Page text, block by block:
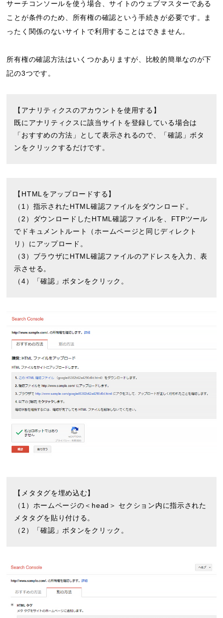
サーチコンソールを使う場合、サイトのウェブマスターである
ことが条件のため、所有権の確認という手続きが必要です。ま
ったく関係のないサイトで利用することはできません。
所有権の確認方法はいくつかありますが、比較的簡単なのが下
記の3つです。
【アナリティクスのアカウントを使用する】
既にアナリティクスに該当サイトを登録している場合は
「おすすめの方法」として表示されるので、「確認」ボタ
ンをクリックするだけです。
【HTMLをアップロードする】
（1）指示されたHTML確認ファイルをダウンロード。
（2）ダウンロードしたHTML確認ファイルを、FTPツール
でドキュメントルート（ホームページと同じディレクト
リ）にアップロード。
（3）ブラウザにHTML確認ファイルのアドレスを入力、表
示させる。
（4）「確認」ボタンをクリック。
【メタタグを埋め込む】
（1）ホームページの＜head＞ セクション内に指示された
メタタグを貼り付ける。
（2）「確認」ボタンをクリック。